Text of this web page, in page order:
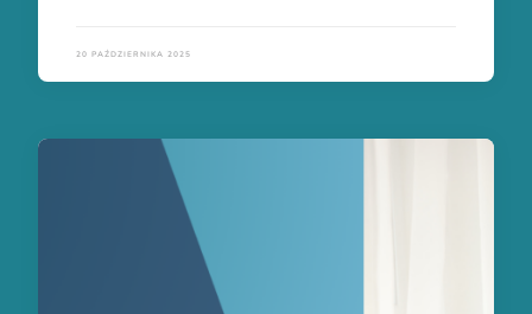
20 PAŹDZIERNIKA 2025